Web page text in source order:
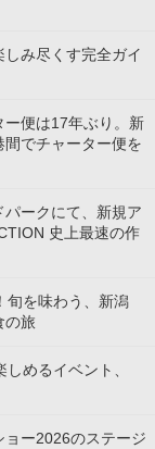
しみ尽くす完全ガイ
便は17年ぶり。新
でチャーター便を
ークにて、新規ア
史上最速の作
旬を味わう、新潟
の旅
めるイベント、
ー2026のステージ